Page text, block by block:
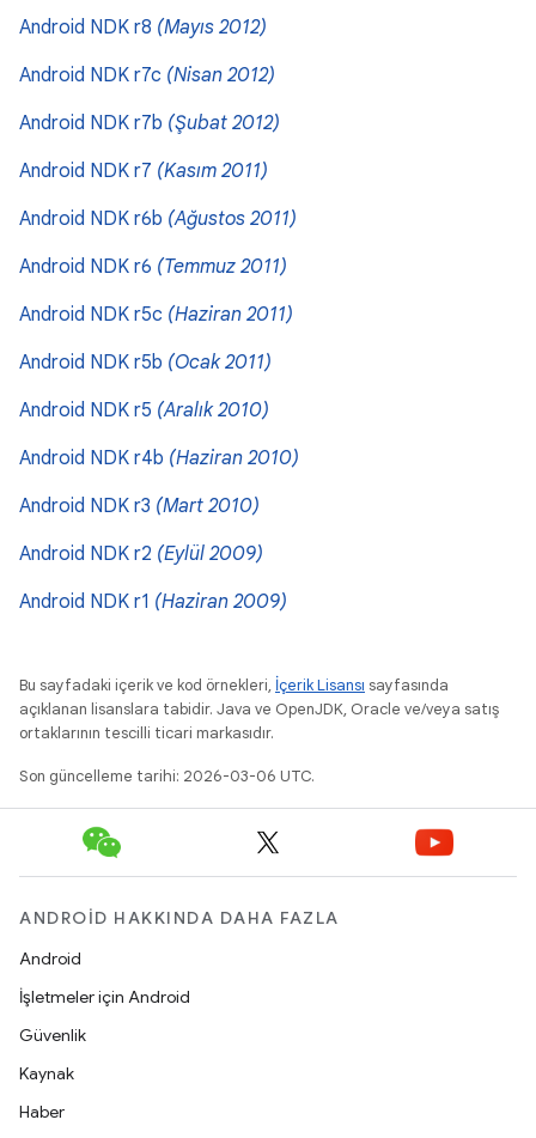
Android NDK r8 (Mayıs 2012)
Android NDK r7c (Nisan 2012)
Android NDK r7b (Şubat 2012)
Android NDK r7 (Kasım 2011)
Android NDK r6b (Ağustos 2011)
Android NDK r6 (Temmuz 2011)
Android NDK r5c (Haziran 2011)
Android NDK r5b (Ocak 2011)
Android NDK r5 (Aralık 2010)
Android NDK r4b (Haziran 2010)
Android NDK r3 (Mart 2010)
Android NDK r2 (Eylül 2009)
Android NDK r1 (Haziran 2009)
Bu sayfadaki içerik ve kod örnekleri, İçerik Lisansı sayfasında
açıklanan lisanslara tabidir. Java ve OpenJDK, Oracle ve/veya satış
ortaklarının tescilli ticari markasıdır.
Son güncelleme tarihi: 2026-03-06 UTC.
ANDROID HAKKINDA DAHA FAZLA
Android
İşletmeler için Android
Güvenlik
Kaynak
Haber